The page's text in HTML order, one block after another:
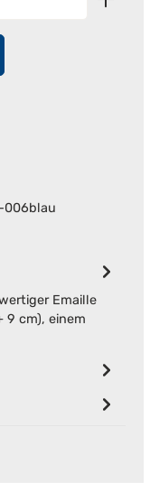
006blau
Emaille
9 cm), einem